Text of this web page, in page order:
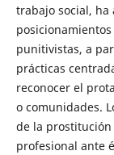
trabajo social,
punitivistas, a
prácticas
reconocer el
o comunidades.
de la
profesional ante